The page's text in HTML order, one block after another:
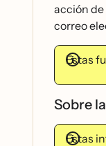
acción
correo
Estas
Sobre
Estas